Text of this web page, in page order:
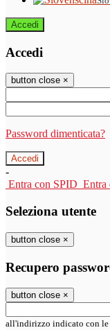
Accedi
Accedi
button close ×
Password dimenticata?
-
Entra con SPID Entra
Seleziona utente
button close ×
Recupero
button close ×
all'indirizzo indicato con le